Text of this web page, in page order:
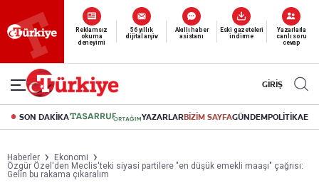
Yeni nesil dijital
abonelik 19 TL’den başlayan fiyatlarla.
GİRİŞ
SON DAKİKA YAZARLARBİZİM SAYFAGÜNDEMPOLİTİKA
Haberler
Ekonomi
Özgür Özel'den Meclis'teki siyasi partilere "en düşük emekli maaşı" çağrısı:
Gelin bu rakama çıkaralım